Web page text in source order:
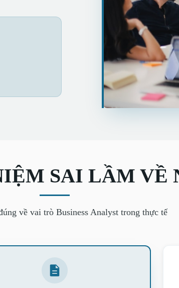
SAI LẦM VỀ
về vai trò Business Analyst trong thực tế